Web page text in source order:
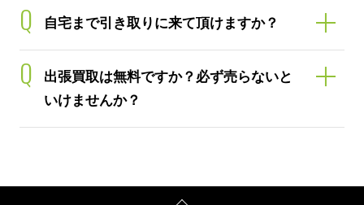
Q 自宅まで引き取りに来て頂けますか？
Q
出張買取は無料ですか？必ず売らないと
いけませんか？